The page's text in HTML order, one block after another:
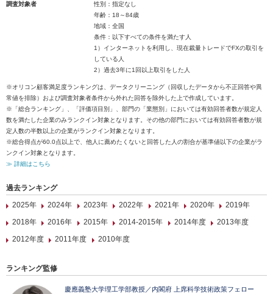
調査対象者
性別：指定なし
年齢：18～84歳
地域：全国
条件：以下すべての条件を満たす人
1）インターネットを利用し、現在裁量トレードでFXの取引を
している人
2）過去3年に1回以上取引をした人
※オリコン顧客満足度ランキングは、データクリーニング（回収したデータから不正回答や異
常値を排除）および調査対象者条件から外れた回答を除外した上で作成しています。
※「総合ランキング」、「評価項目別」、部門の「業態別」においては有効回答者数が規定人
数を満たした企業のみランクイン対象となります。その他の部門においては有効回答者数が規
定人数の半数以上の企業がランクイン対象となります。
※総合得点が60.0点以上で、他人に薦めたくないと回答した人の割合が基準値以下の企業がラ
ンクイン対象となります。
≫ 詳細はこちら
過去ランキング
2025年
2024年 2023年 2022年 2021年 2020年
2019年
2018年
2016年 2015年 2014-2015年 2014年度
2013年度
2012年度
2011年度 2010年度
ランキング監修
慶應義塾大学理工学部教授／内閣府 上席科学技術政策フェロー